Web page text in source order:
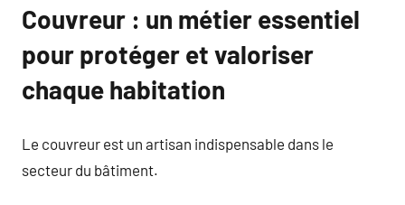
Couvreur : un métier essentiel
pour protéger et valoriser
chaque habitation
Le couvreur est un artisan indispensable dans le
secteur du bâtiment.